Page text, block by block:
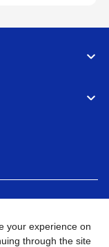
သုံးစွဲရန် ဝက်ဆိုဒ်အညွှန်း
your experience on
through the site